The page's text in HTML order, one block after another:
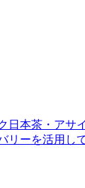
日本茶・アサ
リーを活用し